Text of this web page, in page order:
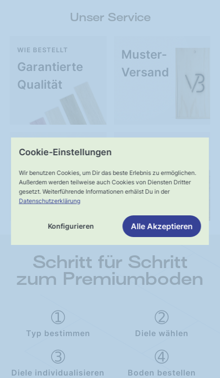
Cookie-Einstellungen
Wir benutzen Cookies, um Dir das beste Erlebnis zu ermöglichen.
Außerdem werden teilweise auch Cookies von Diensten Dritter
gesetzt. Weiterführende Informationen erhälst Du in der
Datenschutzerklärung
Konfigurieren Alle Akzeptieren
Unser Service
Garantierte
Qualität
WIE BESTELLT
Muster-
Versand
verlässliche
Lieferung
Fachberatung
Schritt für Schritt
zum Premiumboden
Typ bestimmen Diele wählen
Diele individualisieren Boden bestellen